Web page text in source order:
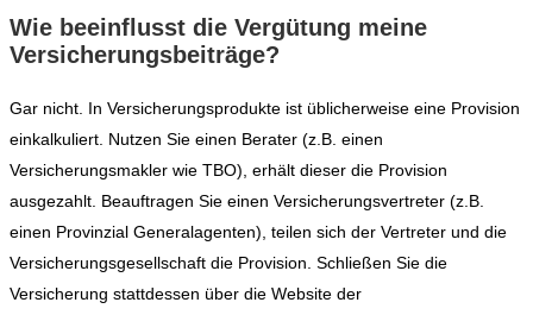
Wie beeinflusst die Vergütung meine
Versicherungsbeiträge?
Gar nicht. In Versicherungsprodukte ist üblicherweise eine Provision
einkalkuliert. Nutzen Sie einen Berater (z.B. einen
Versicherungsmakler wie TBO), erhält dieser die Provision
ausgezahlt. Beauftragen Sie einen Versicherungsvertreter (z.B.
einen Provinzial Generalagenten), teilen sich der Vertreter und die
Versicherungsgesellschaft die Provision. Schließen Sie die
Versicherung stattdessen über die Website der